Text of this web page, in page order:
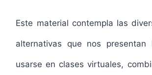
Este material contempla las
alternativas que nos presentan
usarse en clases virtuales,